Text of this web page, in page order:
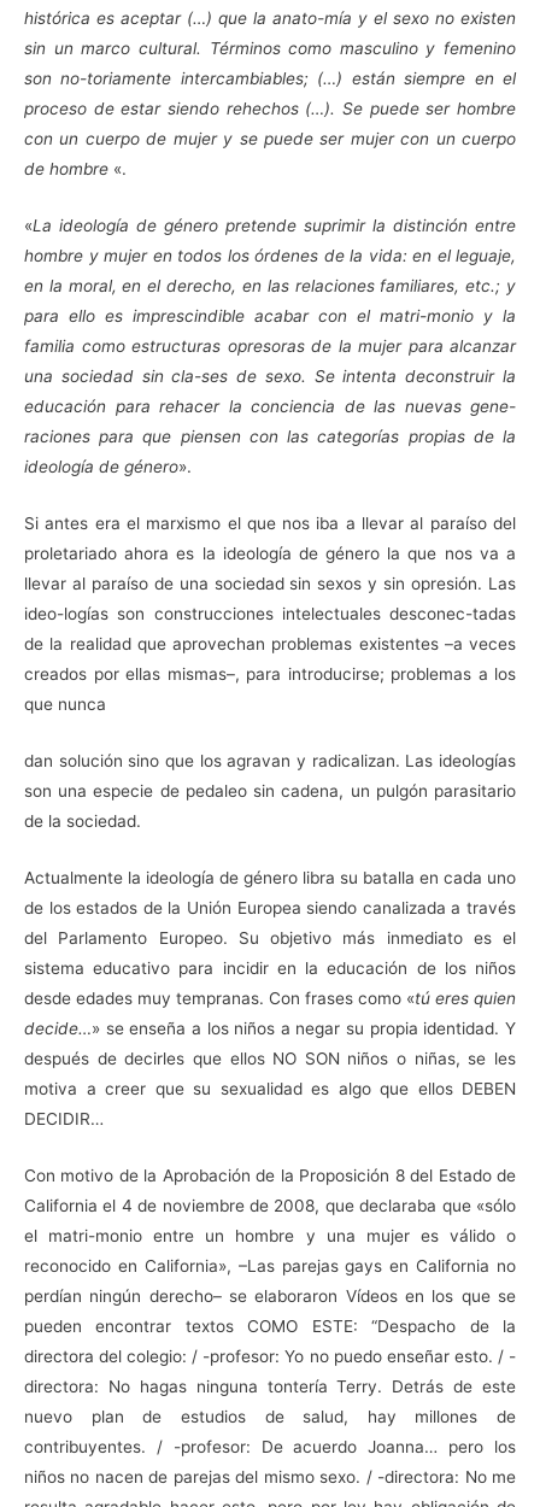
histórica es aceptar (…) que la anato-mía y el sexo no existen
sin un marco cultural. Términos como masculino y femenino
son no-toriamente intercambiables; (…) están siempre en el
proceso de estar siendo rehechos (…). Se puede ser hombre
con un cuerpo de mujer y se puede ser mujer con un cuerpo
de hombre «.
«La ideología de género pretende suprimir la distinción entre
hombre y mujer en todos los órdenes de la vida: en el leguaje,
en la moral, en el derecho, en las relaciones familiares, etc.; y
para ello es imprescindible acabar con el matri-monio y la
familia como estructuras opresoras de la mujer para alcanzar
una sociedad sin cla-ses de sexo. Se intenta deconstruir la
educación para rehacer la conciencia de las nuevas gene-
raciones para que piensen con las categorías propias de la
ideología de género».
Si antes era el marxismo el que nos iba a llevar al paraíso del
proletariado ahora es la ideología de género la que nos va a
llevar al paraíso de una sociedad sin sexos y sin opresión. Las
ideo-logías son construcciones intelectuales desconec-tadas
de la realidad que aprovechan problemas existentes –a veces
creados por ellas mismas–, para introducirse; problemas a los
que nunca
dan solución sino que los agravan y radicalizan. Las ideologías
son una especie de pedaleo sin cadena, un pulgón parasitario
de la sociedad.
Actualmente la ideología de género libra su batalla en cada uno
de los estados de la Unión Europea siendo canalizada a través
del Parlamento Europeo. Su objetivo más inmediato es el
sistema educativo para incidir en la educación de los niños
desde edades muy tempranas. Con frases como «tú eres quien
decide…» se enseña a los niños a negar su propia identidad. Y
después de decirles que ellos NO SON niños o niñas, se les
motiva a creer que su sexualidad es algo que ellos DEBEN
DECIDIR…
Con motivo de la Aprobación de la Proposición 8 del Estado de
California el 4 de noviembre de 2008, que declaraba que «sólo
el matri-monio entre un hombre y una mujer es válido o
reconocido en California», –Las parejas gays en California no
perdían ningún derecho– se elaboraron Vídeos en los que se
pueden encontrar textos COMO ESTE: “Despacho de la
directora del colegio: / -profesor: Yo no puedo enseñar esto. / -
directora: No hagas ninguna tontería Terry. Detrás de este
nuevo plan de estudios de salud, hay millones de
contribuyentes. / -profesor: De acuerdo Joanna… pero los
niños no nacen de parejas del mismo sexo. / -directora: No me